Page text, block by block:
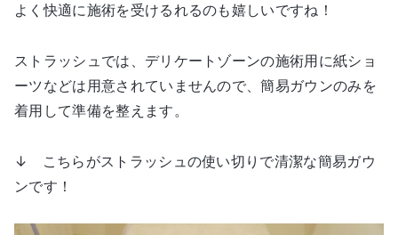
よく快適に施術を受けるれるのも嬉しいですね！
ストラッシュでは、デリケートゾーンの施術用に紙ショ
ーツなどは用意されていませんので、簡易ガウンのみを
着用して準備を整えます。
↓ こちらがストラッシュの使い切りで清潔な簡易ガウ
ンです！